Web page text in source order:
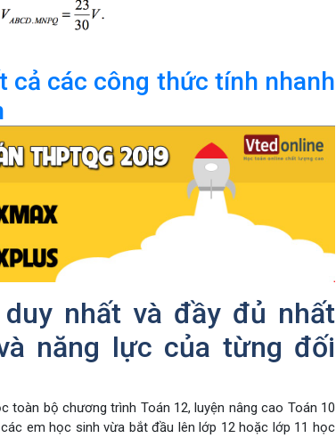
cả các công thức tính nhanh
nhất và đầy đủ nhất
năng lực của từng đối
toàn bộ chương trình Toán 12, luyện nâng cao Toán 10
em học sinh vừa bắt đầu lên lớp 12 hoặc lớp 11 học